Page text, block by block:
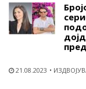
21.08.2023